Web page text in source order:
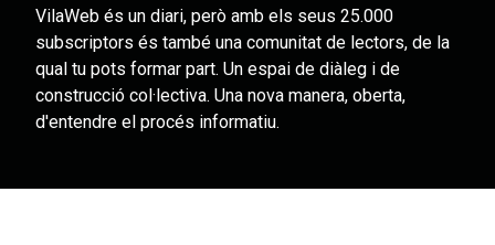
VilaWeb és un diari, però amb els seus 25.000
subscriptors és també una comunitat de lectors, de la
qual tu pots formar part. Un espai de diàleg i de
construcció col·lectiva. Una nova manera, oberta,
d'entendre el procés informatiu.